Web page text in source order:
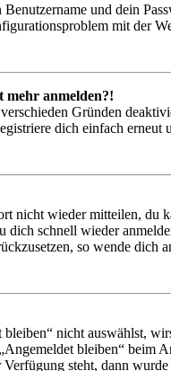
und dein
mit der
anmelden?!
Gründen
dich einfach
nicht wieder mitteilen, du
dich schnell wieder
so wende dich
nicht auswählst,
bleiben“
steht, dann